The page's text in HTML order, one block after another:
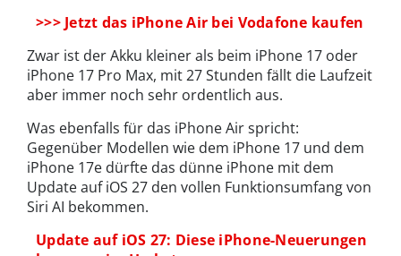
>>> Jetzt das iPhone Air bei Vodafone kaufen
Zwar ist der Akku kleiner als beim iPhone 17 oder
iPhone 17 Pro Max, mit 27 Stunden fällt die Laufzeit
aber immer noch sehr ordentlich aus.
Was ebenfalls für das iPhone Air spricht:
Gegenüber Modellen wie dem iPhone 17 und dem
iPhone 17e dürfte das dünne iPhone mit dem
Update auf iOS 27 den vollen Funktionsumfang von
Siri AI bekommen.
Update auf iOS 27: Diese iPhone-Neuerungen